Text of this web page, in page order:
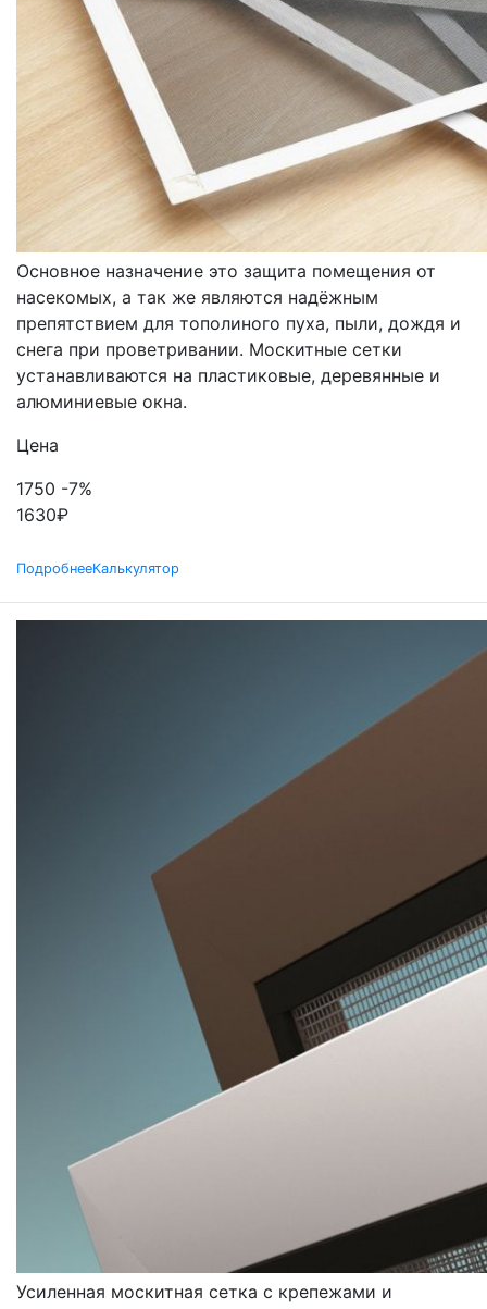
МОСКИТНЫЕ СЕТКИ
ОКОННЫЕ
Основное назначение это защита помещения от
насекомых, а так же являются надёжным
препятствием для тополиного пуха, пыли, дождя и
снега при проветривании. Москитные сетки
устанавливаются на пластиковые, деревянные и
алюминиевые окна.
Цена
1750 -7%
1630₽
ПодробнееКалькулятор
МОСКИТНЫЕ СЕТКИ
УСИЛЕННЫЕ
Усиленная москитная сетка с крепежами и